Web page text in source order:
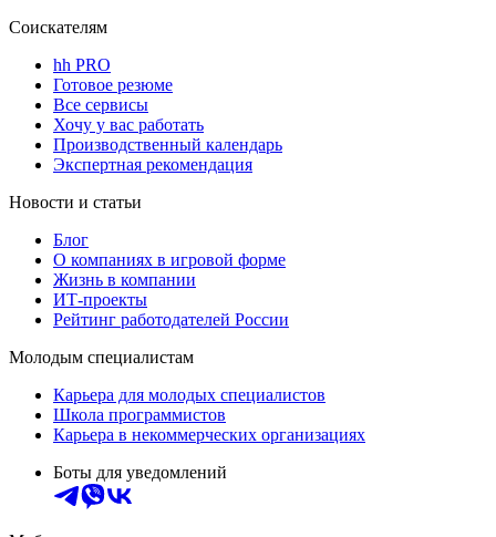
Соискателям
hh PRO
Готовое резюме
Все сервисы
Хочу у вас работать
Производственный календарь
Экспертная рекомендация
Новости и статьи
Блог
О компаниях в игровой форме
Жизнь в компании
ИТ-проекты
Рейтинг работодателей России
Молодым специалистам
Карьера для молодых специалистов
Школа программистов
Карьера в некоммерческих организациях
Боты для уведомлений